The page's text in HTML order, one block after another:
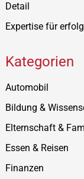
Detail
Expertise für
Kategorien
Automobil
Bildung &
Elternschaft &
Essen & Reisen
Finanzen